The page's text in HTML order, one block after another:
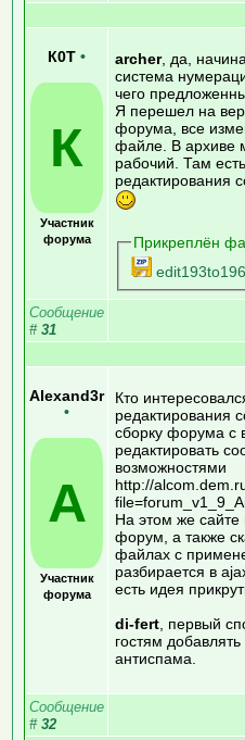
К0Т •
К
Участник
форума
archer, да,
система
чего
Я перешел на
форума, все
файле. В архиве
рабочий. Там
редактирования
Прикреплён
Сообщение
# 31
Alexand3r
•
A
Участник
форума
Кто
редактирования
сборку форума с
редактировать
возможностями
http://
На этом же сайте
форум, а также
файлах с
разбирается в
есть идея
di-fert , первый
гостям
антиспама.
Сообщение
# 32